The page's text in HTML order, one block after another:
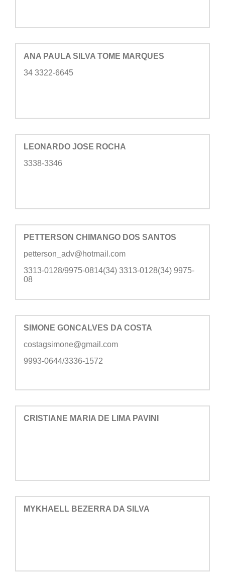
ANA PAULA SILVA TOME MARQUES
34 3322-6645
LEONARDO JOSE ROCHA
3338-3346
PETTERSON CHIMANGO DOS SANTOS
petterson_adv@hotmail.com
3313-0128/9975-0814(34) 3313-0128(34) 9975-
08
SIMONE GONCALVES DA COSTA
costagsimone@gmail.com
9993-0644/3336-1572
CRISTIANE MARIA DE LIMA PAVINI
MYKHAELL BEZERRA DA SILVA